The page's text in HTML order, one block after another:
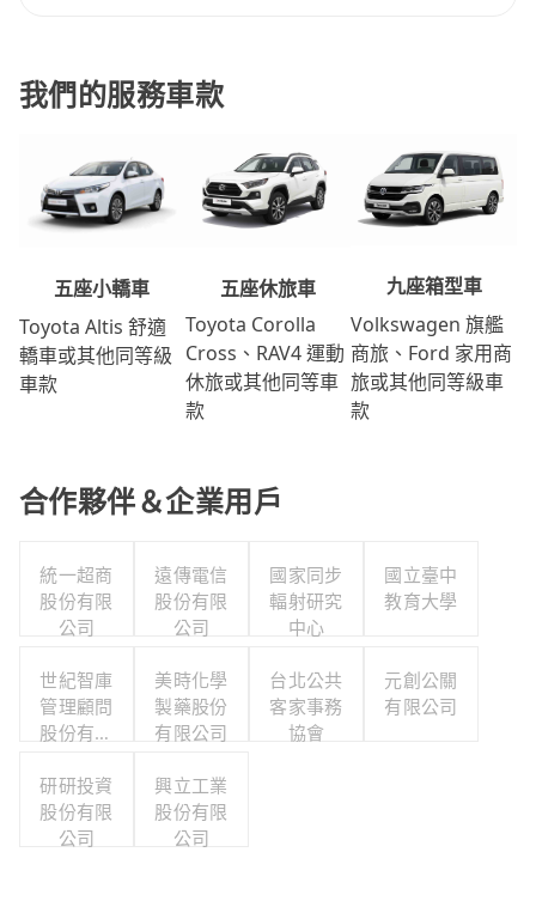
我們的服務車款
五座小轎車
Toyota Altis 舒適
轎車或其他同等級
車款
五座休旅車
Toyota Corolla
Cross、RAV4 運動
休旅或其他同等車
款
九座箱型車
Volkswagen 旗艦
商旅、Ford 家用商
旅或其他同等級車
款
合作夥伴＆企業用戶
統一超商
股份有限
公司
遠傳電信
股份有限
公司
國家同步
輻射研究
中心
國立臺中
教育大學
世紀智庫
管理顧問
股份有限
美時化學
製藥股份
有限公司
台北公共
客家事務
協會
元創公關
有限公司
研研投資
股份有限
公司
興立工業
股份有限
公司